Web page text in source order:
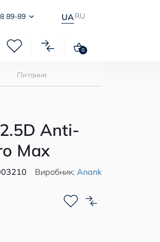
89-89 UA RU
0
Питання
Anti-
Max
Виробник: Anank